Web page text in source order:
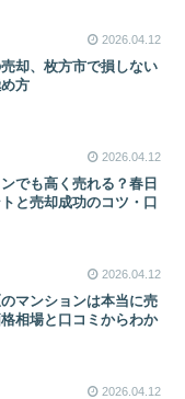
2026.04.12
却、枚方市で損しない
方
2026.04.12
でも高く売れる？春日
と売却成功のコツ・口
2026.04.12
マンションは本当に売
相場と口コミからわか
2026.04.12